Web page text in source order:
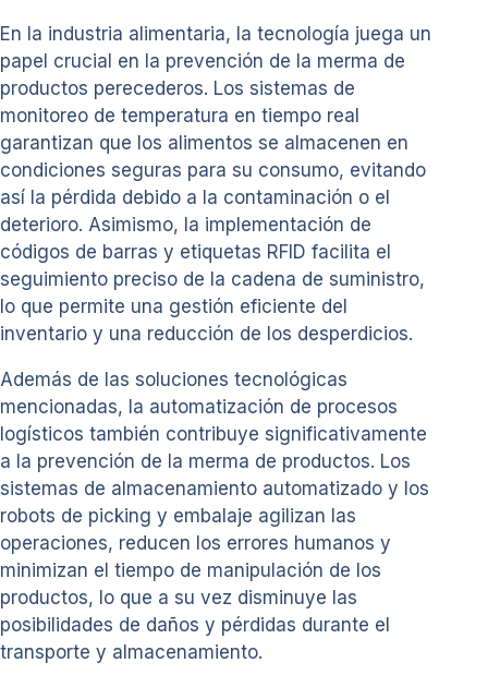
En la industria alimentaria, la tecnología juega un
papel crucial en la prevención de la merma de
productos perecederos. Los sistemas de
monitoreo de temperatura en tiempo real
garantizan que los alimentos se almacenen en
condiciones seguras para su consumo, evitando
así la pérdida debido a la contaminación o el
deterioro. Asimismo, la implementación de
códigos de barras y etiquetas RFID facilita el
seguimiento preciso de la cadena de suministro,
lo que permite una gestión eficiente del
inventario y una reducción de los desperdicios.
Además de las soluciones tecnológicas
mencionadas, la automatización de procesos
logísticos también contribuye significativamente
a la prevención de la merma de productos. Los
sistemas de almacenamiento automatizado y los
robots de picking y embalaje agilizan las
operaciones, reducen los errores humanos y
minimizan el tiempo de manipulación de los
productos, lo que a su vez disminuye las
posibilidades de daños y pérdidas durante el
transporte y almacenamiento.